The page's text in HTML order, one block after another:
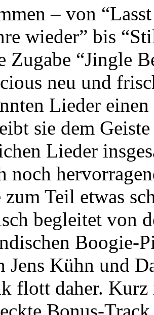
– von
wieder” bis
Zugabe “Jingle
neu und
Lieder
sie dem
Lieder
noch
zum Teil etwas
begleitet von
Boogie-
Jens Kühn und
flott daher.
Bonus-